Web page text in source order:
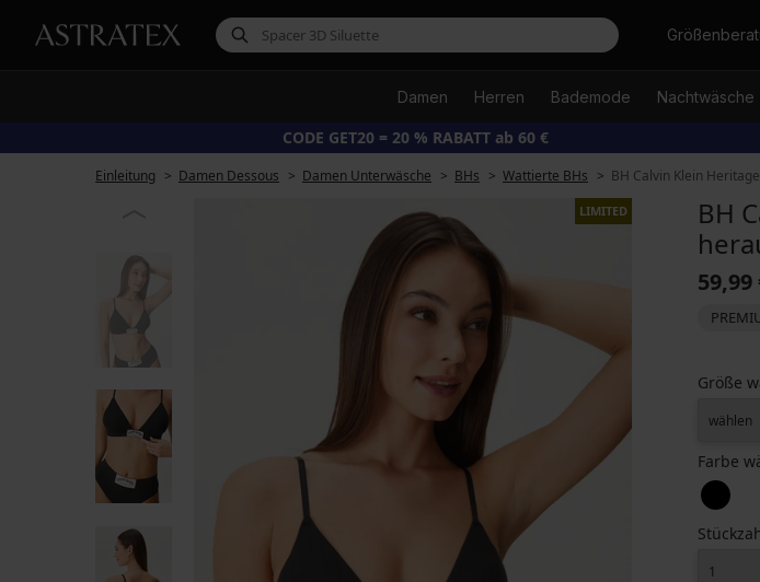
Suche
Damen Herren Bademode Nachtwäsche
CODE GET20 = 20 % RABATT ab 60 €
Einleitung Damen Dessous Damen Unterwäsche BHs Wattierte BHs BH Calvin Klein
LIMITED
BH
59,99
Größe
Farbe